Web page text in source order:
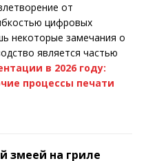
от
цифровых
некоторые замечания о
является частью
в 2026 году:
процессы печати
змеей на гриле